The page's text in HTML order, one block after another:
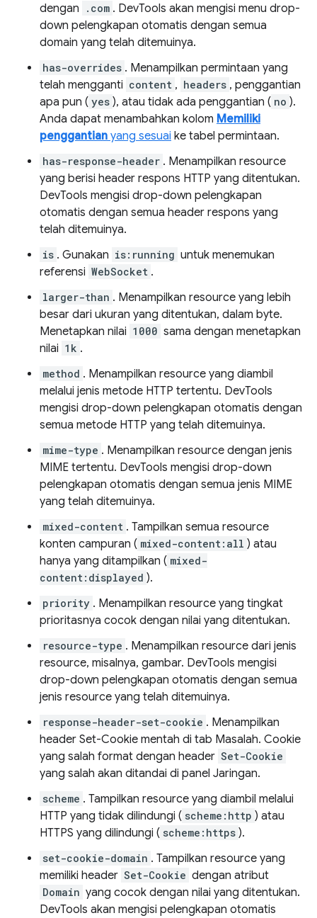
dengan
.com . DevTools akan mengisi menu drop-
down pelengkapan otomatis dengan semua
domain yang telah ditemuinya.
has-overrides . Menampilkan permintaan yang
telah mengganti content , headers , penggantian
apa pun ( yes ), atau tidak ada penggantian ( no ).
Anda dapat menambahkan kolom Memiliki
penggantian yang sesuai ke tabel permintaan.
has-response-header . Menampilkan resource
yang berisi header respons HTTP yang ditentukan.
DevTools mengisi drop-down pelengkapan
otomatis dengan semua header respons yang
telah ditemuinya.
is . Gunakan is:running untuk menemukan
referensi WebSocket .
larger-than . Menampilkan resource yang lebih
besar dari ukuran yang ditentukan, dalam byte.
Menetapkan nilai 1000 sama dengan menetapkan
nilai 1k .
method . Menampilkan resource yang diambil
melalui jenis metode HTTP tertentu. DevTools
mengisi drop-down pelengkapan otomatis dengan
semua metode HTTP yang telah ditemuinya.
mime-type . Menampilkan resource dengan jenis
MIME tertentu. DevTools mengisi drop-down
pelengkapan otomatis dengan semua jenis MIME
yang telah ditemuinya.
mixed-content . Tampilkan semua resource
konten campuran ( mixed-content:all ) atau
hanya yang ditampilkan ( mixed-
content:displayed ).
priority . Menampilkan resource yang tingkat
prioritasnya cocok dengan nilai yang ditentukan.
resource-type . Menampilkan resource dari jenis
resource, misalnya, gambar. DevTools mengisi
drop-down pelengkapan otomatis dengan semua
jenis resource yang telah ditemuinya.
response-header-set-cookie . Menampilkan
header Set-Cookie mentah di tab Masalah. Cookie
yang salah format dengan header Set-Cookie
yang salah akan ditandai di panel Jaringan.
scheme . Tampilkan resource yang diambil melalui
HTTP yang tidak dilindungi ( scheme:http ) atau
HTTPS yang dilindungi ( scheme:https ).
set-cookie-domain . Tampilkan resource yang
memiliki header Set-Cookie dengan atribut
Domain yang cocok dengan nilai yang ditentukan.
DevTools akan mengisi pelengkapan otomatis